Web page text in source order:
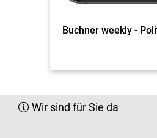
Wir sind für Sie da